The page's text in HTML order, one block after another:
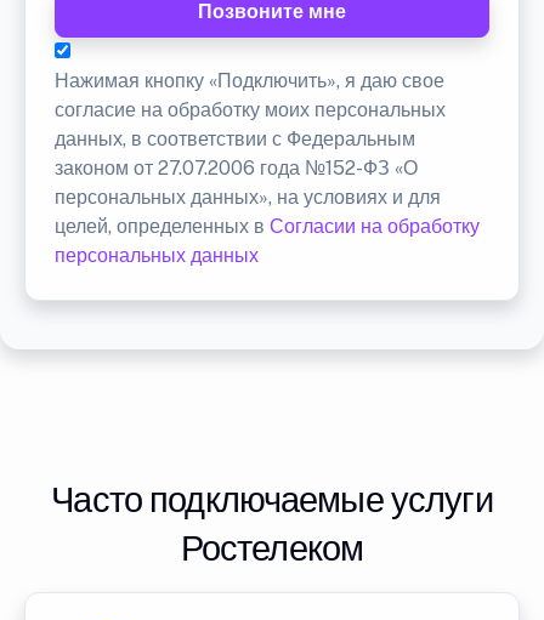
Позвоните мне
Нажимая кнопку «Подключить», я даю свое
согласие на обработку моих персональных
данных, в соответствии с Федеральным
законом от 27.07.2006 года №152-ФЗ «О
персональных данных», на условиях и для
целей, определенных в Согласии на обработку
персональных данных
Часто подключаемые услуги
Ростелеком